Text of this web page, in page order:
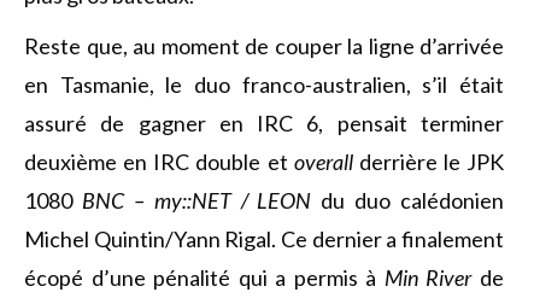
Reste que, au moment de couper la ligne d’arrivée
en Tasmanie, le duo franco-australien, s’il était
assuré de gagner en IRC 6, pensait terminer
deuxième en IRC double et overallderrière le JPK
1080 BNC – my::NET / LEON du duo calédonien
Michel Quintin/Yann Rigal. Ce dernier a finalement
écopé d’une pénalité qui a permis à Min Riverde